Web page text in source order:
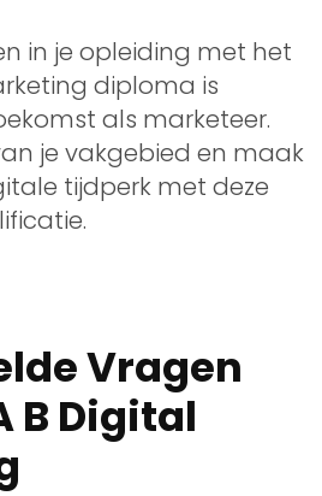
in je opleiding met het
diploma is
als marketeer.
je vakgebied en maak
tijdperk met deze
Vragen
B Digital